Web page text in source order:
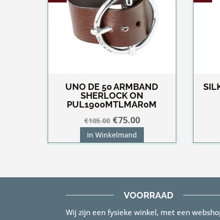
UNO DE 50 ARMBAND
SHERLOCK ON
PUL1900MTLMAR0M
€105.00 Oorspronkelijke
prijs
was:
€75.00Huidige
is:
In Winkelmand
VOORRAAD
Wij zijn een fysieke winkel, met een